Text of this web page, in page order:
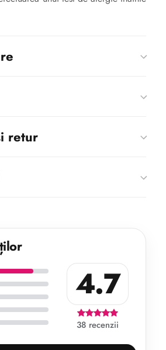
retur
4.7
38 recenzii